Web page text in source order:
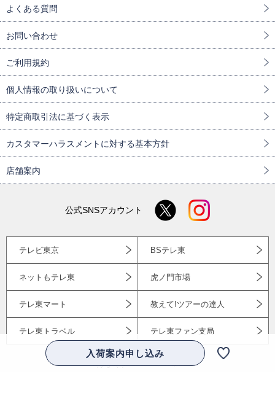
入荷案内申し込み
よくある質問
お問い合わせ
ご利用規約
個人情報の取り扱いについて
特定商取引法に基づく表示
カスタマーハラスメントに対する基本方針
店舗案内
公式SNSアカウント
テレビ東京 BSテレ東
ネットもテレ東 虎ノ門市場
テレ東マート 教えて!ツアーの達人
テレ東トラベル テレ東ファン支局
Copyright(C)TV TOKYO Direct,Inc.